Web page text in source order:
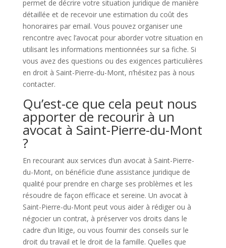
permet de décrire votre situation juridique de manière
détaillée et de recevoir une estimation du coût des
honoraires par email. Vous pouvez organiser une
rencontre avec l’avocat pour aborder votre situation en
utilisant les informations mentionnées sur sa fiche. Si
vous avez des questions ou des exigences particulières
en droit à Saint-Pierre-du-Mont, n’hésitez pas à nous
contacter.
Qu’est-ce que cela peut nous
apporter de recourir à un
avocat à Saint-Pierre-du-Mont
?
En recourant aux services d’un avocat à Saint-Pierre-
du-Mont, on bénéficie d’une assistance juridique de
qualité pour prendre en charge ses problèmes et les
résoudre de façon efficace et sereine. Un avocat à
Saint-Pierre-du-Mont peut vous aider à rédiger ou à
négocier un contrat, à préserver vos droits dans le
cadre d’un litige, ou vous fournir des conseils sur le
droit du travail et le droit de la famille. Quelles que